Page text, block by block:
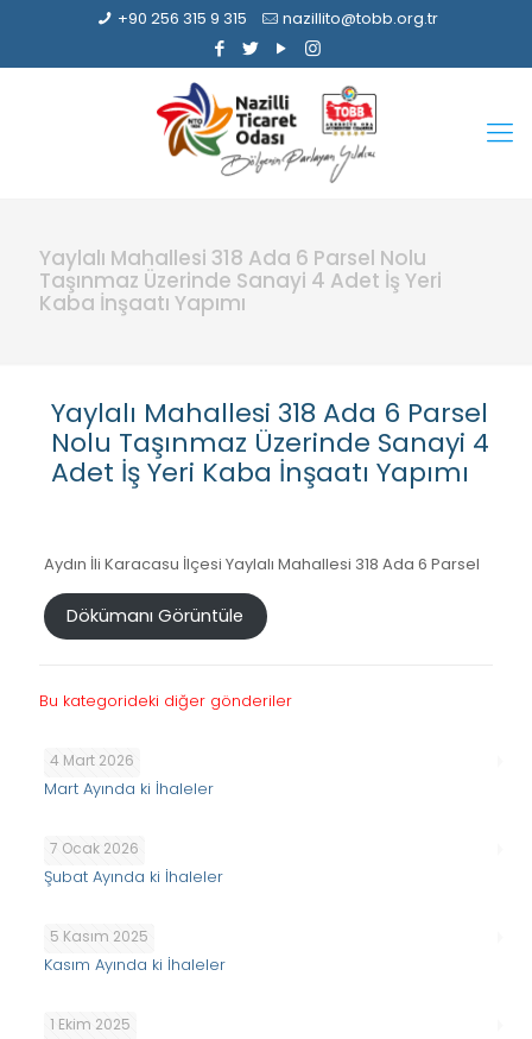
+90 256 315 9 315 nazillito@tobb.org.tr
Yaylalı Mahallesi 318 Ada 6 Parsel Nolu
Taşınmaz Üzerinde Sanayi 4 Adet İş Yeri
Kaba İnşaatı Yapımı
Yaylalı Mahallesi 318 Ada 6 Parsel
Nolu Taşınmaz Üzerinde Sanayi 4
Adet İş Yeri Kaba İnşaatı Yapımı
Aydın İli Karacasu İlçesi Yaylalı Mahallesi 318 Ada 6 Parsel
Dökümanı Görüntüle
Bu kategorideki diğer gönderiler
4 Mart 2026
Mart Ayında ki İhaleler
7 Ocak 2026
Şubat Ayında ki İhaleler
5 Kasım 2025
Kasım Ayında ki İhaleler
1 Ekim 2025